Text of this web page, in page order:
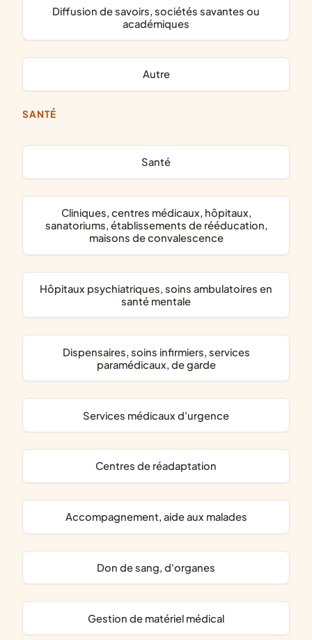
diffusion de savoirs, sociétés savantes ou
académiques
Autre
SANTÉ
santé
cliniques, centres médicaux, hôpitaux,
sanatoriums, établissements de rééducation,
maisons de convalescence
hôpitaux psychiatriques, soins ambulatoires en
santé mentale
dispensaires, soins infirmiers, services
paramédicaux, de garde
services médicaux d'urgence
centres de réadaptation
accompagnement, aide aux malades
don de sang, d'organes
gestion de matériel médical